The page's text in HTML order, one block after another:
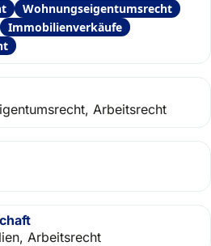
Wohnungseigentumsrecht
Immobilienverkäufe
Arbeitsrecht
Arbeitsrecht